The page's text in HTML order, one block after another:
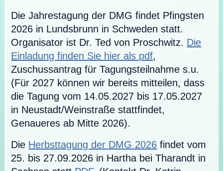
Die Jahrestagung der DMG findet Pfingsten
2026 in Lundsbrunn in Schweden statt.
Organisator ist Dr. Ted von Proschwitz. Die
Einladung finden Sie hier als pdf,
Zuschussantrag für Tagungsteilnahme s.u.
(Für 2027 können wir bereits mitteilen, dass
die Tagung vom 14.05.2027 bis 17.05.2027
in Neustadt/Weinstraße stattfindet,
Genaueres ab Mitte 2026).
Die Herbsttagung der DMG 2026 findet vom
25. bis 27.09.2026 in Hartha bei Tharandt in